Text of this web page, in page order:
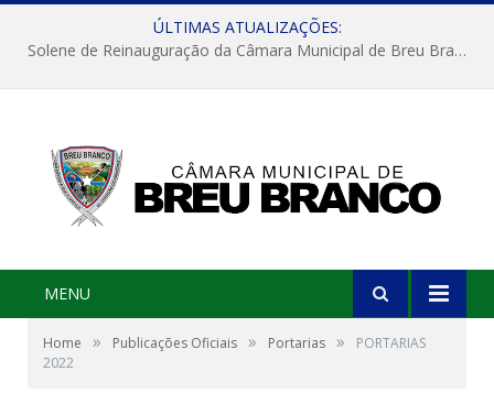
ÚLTIMAS ATUALIZAÇÕES:
Solene de Reinauguração da Câmara Municipal de Breu Branco
MENU
Home » Publicações Oficiais » Portarias »
PORTARIAS
2022